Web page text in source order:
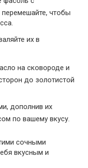
чтобы
их в
на сковороде и
до золотистой
дополнив их
по вашему вкусу.
сочными
вкусным и